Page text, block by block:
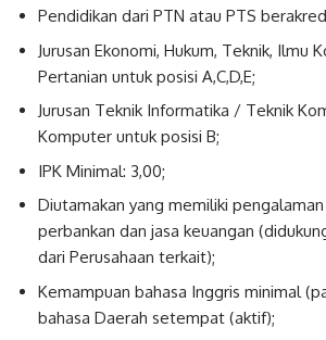
Pendidikan dari PTN atau PTS
Jurusan Ekonomi, Hukum, Teknik, Ilmu
Pertanian untuk posisi A,C,D,E;
Jurusan Teknik Informatika / Teknik
Komputer untuk posisi B;
IPK Minimal: 3,00;
Diutamakan yang memiliki
perbankan dan jasa keuangan
dari Perusahaan terkait);
Kemampuan bahasa Inggris minimal
bahasa Daerah setempat (aktif);